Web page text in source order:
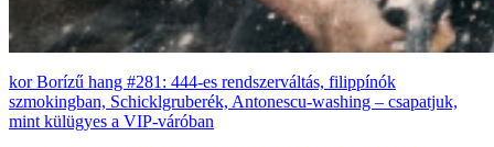
Borízű hang #281: 444-es rendszerváltás, filippínók
szmokingban, Schicklgruberék, Antonescu-washing – csapatjuk,
mint külügyes a VIP-váróban